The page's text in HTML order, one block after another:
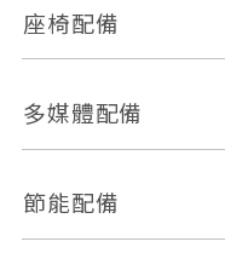
恆溫空調
前座正面氣囊
ABS防鎖死
車道偏離警示
自動停車系統
座椅配備
皮椅
多媒體配備
外部音源接入
節能配備